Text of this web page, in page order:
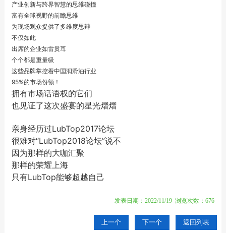
产业创新与跨界智慧的思维碰撞
富有全球视野的前瞻思维
为现场观众提供了多维度思辩
不仅如此
出席的企业如雷贯耳
个个都是重量级
这些品牌掌控着中国润滑油行业
95%的市场份额！
拥有市场话语权的它们
也见证了这次盛宴的星光熠熠
亲身经历过LubTop2017论坛
很难对“LubTop2018论坛”说不
因为那样的大咖汇聚
那样的荣耀上海
只有LubTop能够超越自己
发表日期：2022/11/19 浏览次数：676
上一个 下一个 返回列表